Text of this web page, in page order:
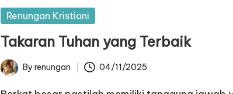
Posted
Renungan Kristiani
Takaran Tuhan yang Terbaik
Posted
by
Byrenungan 04/11/2025